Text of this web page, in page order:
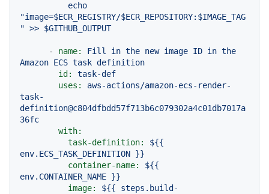
"image=$ECR_REGISTRY/$ECR_REPOSITORY:$IMAGE_TAG
- name: Fill in the new image ID in the
Amazon ECS task definition
id:
task-def
uses:
aws-actions/amazon-ecs-render-
task-
definition@c804dfbdd57f713b6c079302a4c01db7017a
36fc
with:
task-definition:
${{
env.ECS_TASK_DEFINITION }}
container-name:
${{
env.CONTAINER_NAME }}
image:
${{
steps.build-